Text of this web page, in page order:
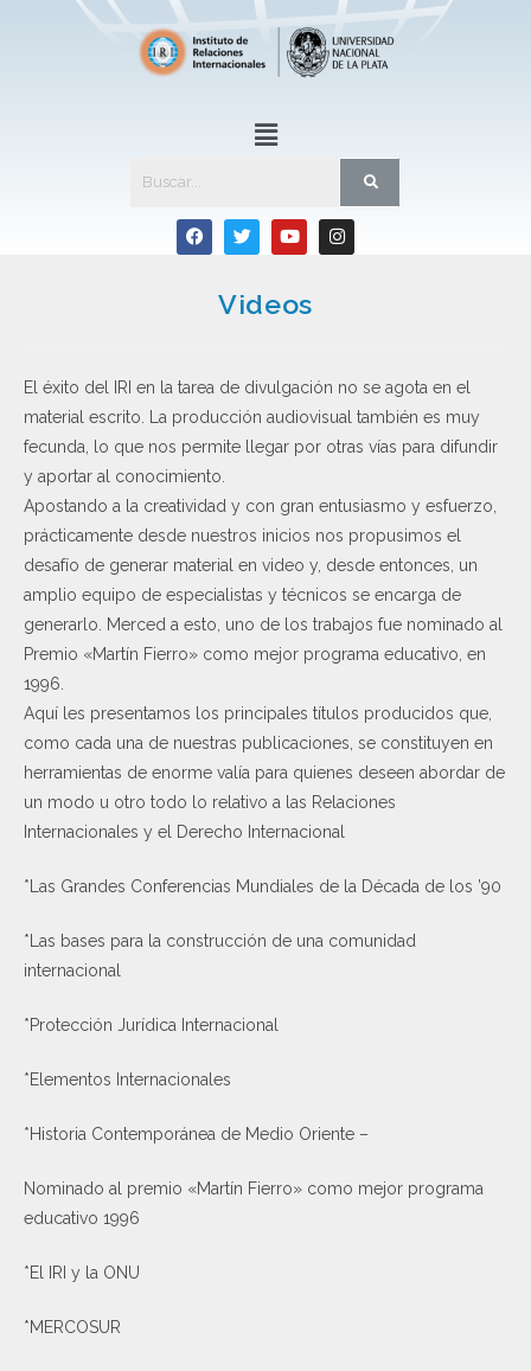
Videos
El éxito del IRI en la tarea de divulgación no se agota en el
material escrito. La producción audiovisual también es muy
fecunda, lo que nos permite llegar por otras vías para difundir
y aportar al conocimiento.
Apostando a la creatividad y con gran entusiasmo y esfuerzo,
prácticamente desde nuestros inicios nos propusimos el
desafío de generar material en video y, desde entonces, un
amplio equipo de especialistas y técnicos se encarga de
generarlo. Merced a esto, uno de los trabajos fue nominado al
Premio «Martín Fierro» como mejor programa educativo, en
1996.
Aquí les presentamos los principales títulos producidos que,
como cada una de nuestras publicaciones, se constituyen en
herramientas de enorme valía para quienes deseen abordar de
un modo u otro todo lo relativo a las Relaciones
Internacionales y el Derecho Internacional
*Las Grandes Conferencias Mundiales de la Década de los ’90
*Las bases para la construcción de una comunidad
internacional
*Protección Jurídica Internacional
*Elementos Internacionales
*Historia Contemporánea de Medio Oriente –
Nominado al premio «Martín Fierro» como mejor programa
educativo 1996
*El IRI y la ONU
*MERCOSUR